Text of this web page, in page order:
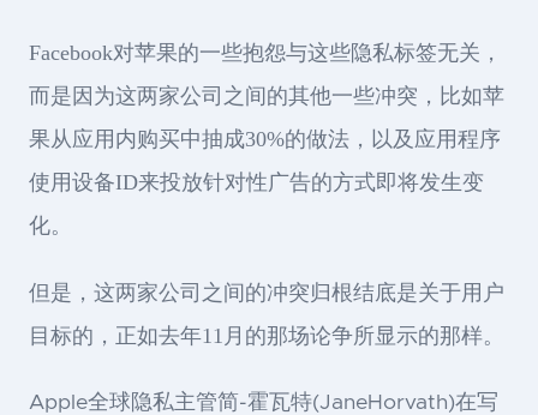
Facebook对苹果的一些抱怨与这些隐私标签无关，
而是因为这两家公司之间的其他一些冲突，比如苹
果从应用内购买中抽成30%的做法，以及应用程序
使用设备ID来投放针对性广告的方式即将发生变
化。
但是，这两家公司之间的冲突归根结底是关于用户
目标的，正如去年11月的那场论争所显示的那样。
Apple全球隐私主管简-霍瓦特(JaneHorvath)在写